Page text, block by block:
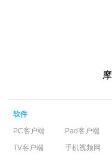
软件
PC客户端
Pad客户端
TV客户端
手机视频网